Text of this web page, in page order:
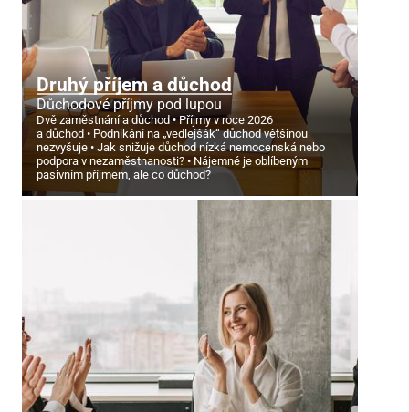
Druhý příjem a důchod
Důchodové příjmy pod lupou
Dvě zaměstnání a důchod
Příjmy v roce 2026
a důchod
Podnikání na „vedlejšák“ důchod většinou
nezvyšuje
Jak snižuje důchod nízká nemocenská nebo
podpora v nezaměstnanosti?
Nájemné je oblíbeným
pasivním příjmem, ale co důchod?